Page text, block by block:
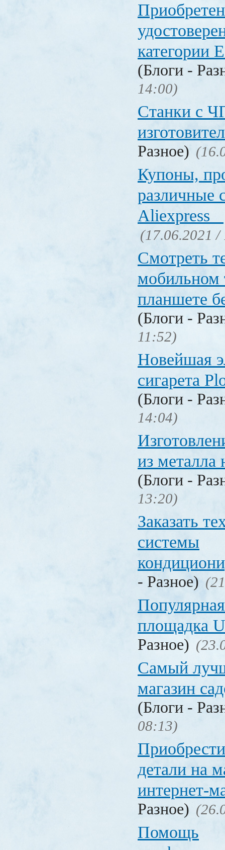
категории
(Блоги -
14:00)
Станки с
Разное)
Купоны,
различные
Aliexpress
(17.06.2021 /
Смотреть
мобильном
планшете
(Блоги -
11:52)
Новейшая
сигарета
(Блоги -
14:04)
из
(Блоги -
13:20)
Заказать
системы
- Разное)
площадка
Разное)
Самый
магазин
(Блоги -
08:13)
детали на
интернет-
Разное)
Помощь